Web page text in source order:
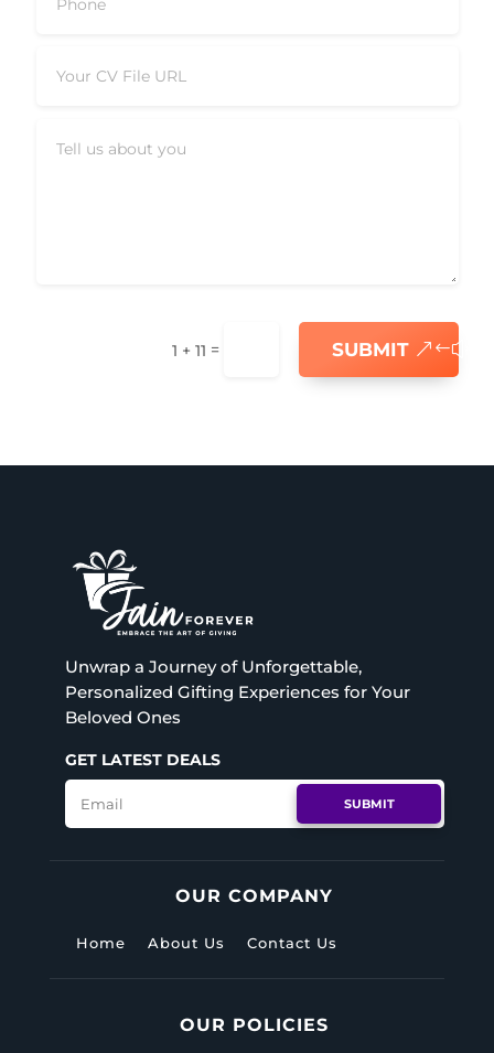
1 + 11 = SUBMIT
Unwrap a Journey of Unforgettable,
Personalized Gifting Experiences for Your
Beloved Ones
GET LATEST DEALS
SUBMIT
OUR COMPANY
Home About Us Contact Us
OUR POLICIES